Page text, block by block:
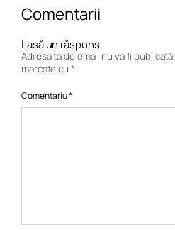
Comentarii
Lasă un răspuns
Adresa ta de email nu va fi publicată.
marcate cu *
Comentariu*